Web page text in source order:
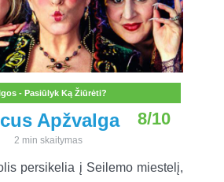
- Pasiūlyk Ką Žiūrėti?
Apžvalga 8/10
2 min skaitymas
persikelia į Seilemo miestelį,